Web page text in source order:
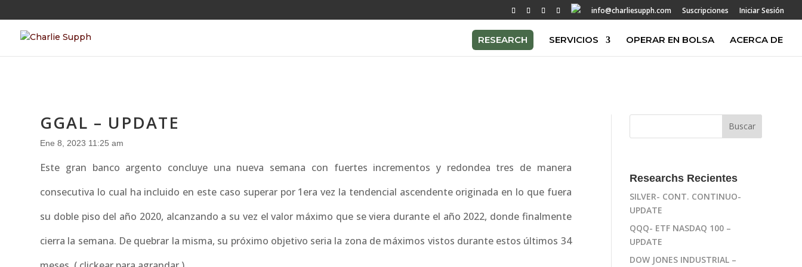
info@charliesupph.com Suscripciones Iniciar Sesión
RESEARCH SERVICIOS OPERAR EN BOLSA ACERCA DE
GGAL – UPDATE
Ene 8, 2023 11:25 am
Este gran banco argento concluye una nueva semana con fuertes incrementos y redondea tres de manera
consecutiva lo cual ha incluido en este caso superar por 1era vez la tendencial ascendente originada en lo que fuera
su doble piso del año 2020, alcanzando a su vez el valor máximo que se viera durante el año 2022, donde finalmente
cierra la semana. De quebrar la misma, su próximo objetivo seria la zona de máximos vistos durante estos últimos 34
Researchs Recientes
SILVER- CONT. CONTINUO-
UPDATE
QQQ- ETF NASDAQ 100 –
UPDATE
DOW JONES INDUSTRIAL –